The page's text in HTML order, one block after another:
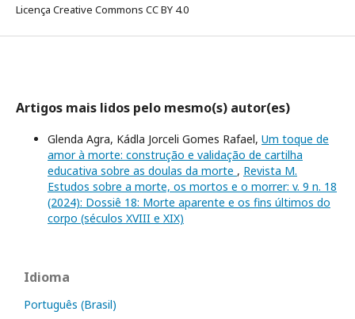
Licença Creative Commons CC BY 4.0
Artigos mais lidos pelo mesmo(s) autor(es)
Glenda Agra, Kádla Jorceli Gomes Rafael, Um toque de
amor à morte: construção e validação de cartilha
educativa sobre as doulas da morte , Revista M.
Estudos sobre a morte, os mortos e o morrer: v. 9 n. 18
(2024): Dossiê 18: Morte aparente e os fins últimos do
corpo (séculos XVIII e XIX)
Idioma
Português (Brasil)